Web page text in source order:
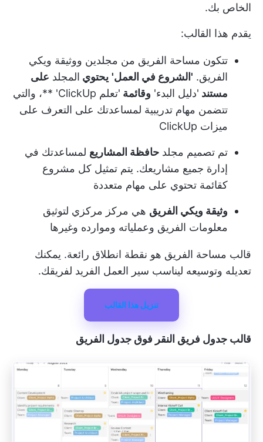
الخاص بك.
يقدم هذا القالب:
تتكون مساحة الفريق من مجلدين ووثيقة ويكي
الفريق. 'الشروع في العمل' يحتوي المجلد على
مستند 'دليل البدء' وقائمة
'تعلم ClickUp' **، والتي
تتضمن مهام تدريبية لمساعدتك على التعرف على
ميزات ClickUp
تم تصميم مجلد حافظة المشاريع لمساعدتك في
إدارة جميع مشاريعك. يتم تمثيل كل مشروع
كقائمة تحتوي على مهام متعددة
وثيقة ويكي الفريق هي مركز مركزي لتوثيق
معلومات الفريق وعملياته وموارده وغيرها
قالب مساحة الفريق هو نقطة انطلاق رائعة. يمكنك
تعديله وتوسيعه ليناسب سير العمل الفريد لفريقك.
تنزيل هذا القالب
قالب جدول فريق النقر فوق جدول الفريق